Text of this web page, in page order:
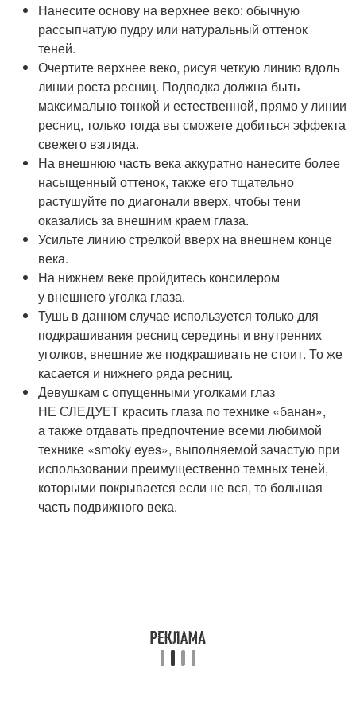
Нанесите основу на верхнее веко: обычную
рассыпчатую пудру или натуральный оттенок
теней.
Очертите верхнее веко, рисуя четкую линию вдоль
линии роста ресниц. Подводка должна быть
максимально тонкой и естественной, прямо у линии
ресниц, только тогда вы сможете добиться эффекта
свежего взгляда.
На внешнюю часть века аккуратно нанесите более
насыщенный оттенок, также его тщательно
растушуйте по диагонали вверх, чтобы тени
оказались за внешним краем глаза.
Усильте линию стрелкой вверх на внешнем конце
века.
На нижнем веке пройдитесь консилером
у внешнего уголка глаза.
Тушь в данном случае используется только для
подкрашивания ресниц середины и внутренних
уголков, внешние же подкрашивать не стоит. То же
касается и нижнего ряда ресниц.
Девушкам с опущенными уголками глаз
НЕ СЛЕДУЕТ красить глаза по технике «банан»,
а также отдавать предпочтение всеми любимой
технике «smoky eyes», выполняемой зачастую при
использовании преимущественно темных теней,
которыми покрывается если не вся, то большая
часть подвижного века.